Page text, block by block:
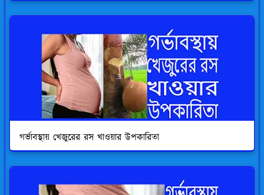
গর্ভাবস্থায় খেজুরের রস খাওয়ার উপকারিতা